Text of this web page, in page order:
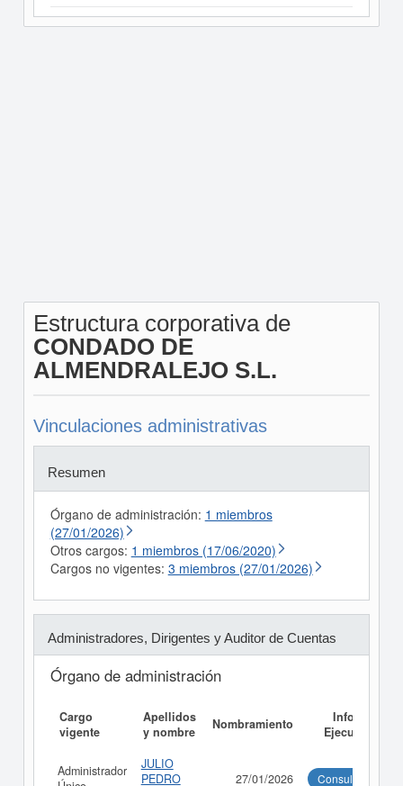
Estructura corporativa de
CONDADO DE
ALMENDRALEJO S.L.
Vinculaciones administrativas
Resumen
Órgano de administración: 1 miembros
(27/01/2026)
Otros cargos: 1 miembros (17/06/2020)
Cargos no vigentes: 3 miembros (27/01/2026)
Administradores, Dirigentes y Auditor de Cuentas
Órgano de administración
Cargo
vigente
Apellidos
y nombre
Nombramiento
Informe
Ejecutivo
Administrador
JULIO
PEDRO
27/01/2026 Consultar